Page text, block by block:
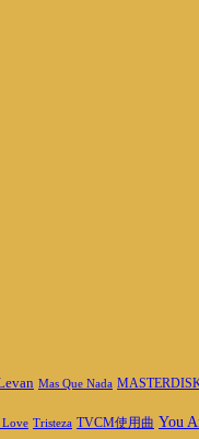
Mas Que Nada
Tristeza TVCM使用曲 You